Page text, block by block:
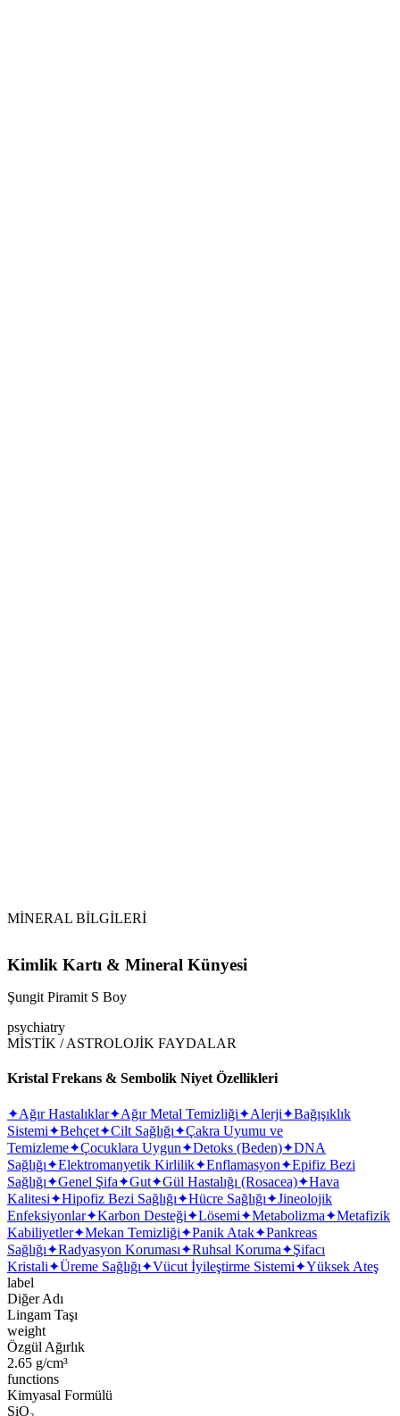
MİNERAL BİLGİLERİ
Kimlik Kartı & Mineral Künyesi
Şungit Piramit S Boy
psychiatry
MİSTİK / ASTROLOJİK FAYDALAR
Kristal Frekans & Sembolik Niyet Özellikleri
✦Ağır Hastalıklar✦Ağır Metal Temizliği✦Alerji✦Bağışıklık
Sistemi✦Behçet✦Cilt Sağlığı✦Çakra Uyumu ve
Temizleme✦Çocuklara Uygun✦Detoks (Beden)✦DNA
Sağlığı✦Elektromanyetik Kirlilik✦Enflamasyon✦Epifiz Bezi
Sağlığı✦Genel Şifa✦Gut✦Gül Hastalığı (Rosacea)✦Hava
Kalitesi✦Hipofiz Bezi Sağlığı✦Hücre Sağlığı✦Jineolojik
Enfeksiyonlar✦Karbon Desteği✦Lösemi✦Metabolizma✦Metafizik
Kabiliyetler✦Mekan Temizliği✦Panik Atak✦Pankreas
Sağlığı✦Radyasyon Koruması✦Ruhsal Koruma✦Şifacı
Kristali✦Üreme Sağlığı✦Vücut İyileştirme Sistemi✦Yüksek Ateş
label
Diğer Adı
Lingam Taşı
weight
Özgül Ağırlık
2.65 g/cm³
functions
Kimyasal Formülü
SiO₂